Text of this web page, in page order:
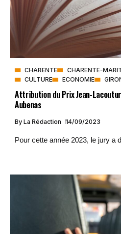
CHARENTE CHARENTE-
CULTURE
ECONOMIE
Attribution du Prix Jean-
Aubenas
By La Rédaction 14/09/2023
Pour cette année 2023, le jury a